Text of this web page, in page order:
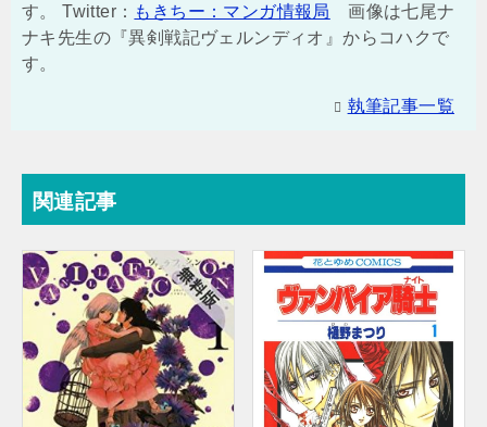
す。 Twitter： もきちー：マンガ情報局
画像は七尾ナ
ナキ先生の『異剣戦記ヴェルンディオ』からコハクで
す。
執筆記事一覧
関連記事